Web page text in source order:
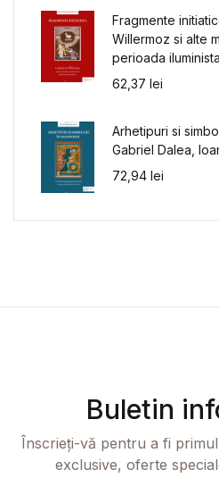
Fragmente
Willermoz si alte
perioada iluminista
62,37 lei
Arhetipuri si
Gabriel Dalea,
72,94 lei
Buletin
Înscrieți-vă pentru a fi
exclusive, oferte